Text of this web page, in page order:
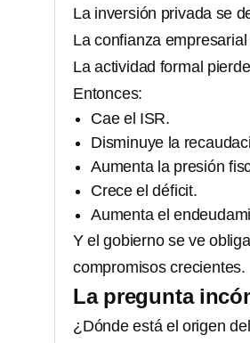
La inversión privada se
La confianza
La actividad formal
Entonces:
Cae el ISR.
Disminuye la
Aumenta la presión
Crece el déficit.
Aumenta el
Y el gobierno se ve
compromisos crecientes.
La pregunta
¿Dónde está el origen